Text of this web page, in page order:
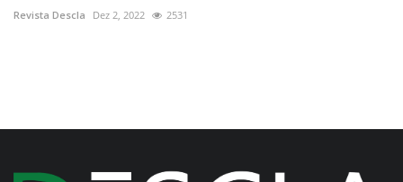
Revista Descla Dez 2, 2022 2531